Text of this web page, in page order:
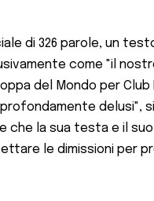
di 326 parole, un
come "il
del Mondo per
delusi",
che la sua testa e il
le dimissioni per